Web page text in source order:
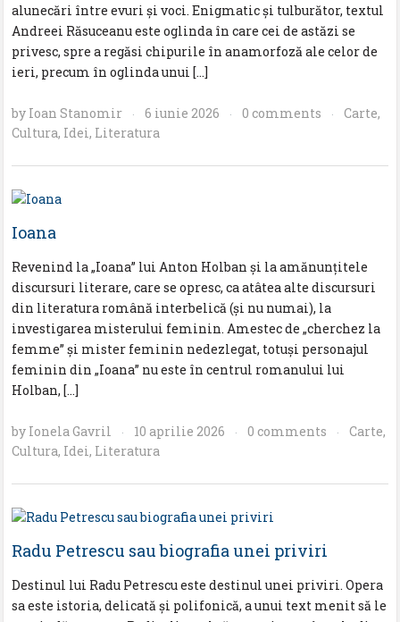
alunecări între evuri şi voci. Enigmatic şi tulburător, textul
Andreei Răsuceanu este oglinda în care cei de astăzi se
privesc, spre a regăsi chipurile în anamorfoză ale celor de
ieri, precum în oglinda unui […]
by Ioan Stanomir · 6 iunie 2026 · 0 comments · Carte,
Cultura, Idei, Literatura
Ioana
Revenind la „Ioana” lui Anton Holban şi la amănunţitele
discursuri literare, care se opresc, ca atâtea alte discursuri
din literatura română interbelică (şi nu numai), la
investigarea misterului feminin. Amestec de „cherchez la
femme” și mister feminin nedezlegat, totuși personajul
feminin din „Ioana” nu este în centrul romanului lui
Holban, […]
by Ionela Gavril · 10 aprilie 2026 · 0 comments · Carte,
Cultura, Idei, Literatura
Radu Petrescu sau biografia unei priviri
Destinul lui Radu Petrescu este destinul unei priviri. Opera
sa este istoria, delicată şi polifonică, a unui text menit să le